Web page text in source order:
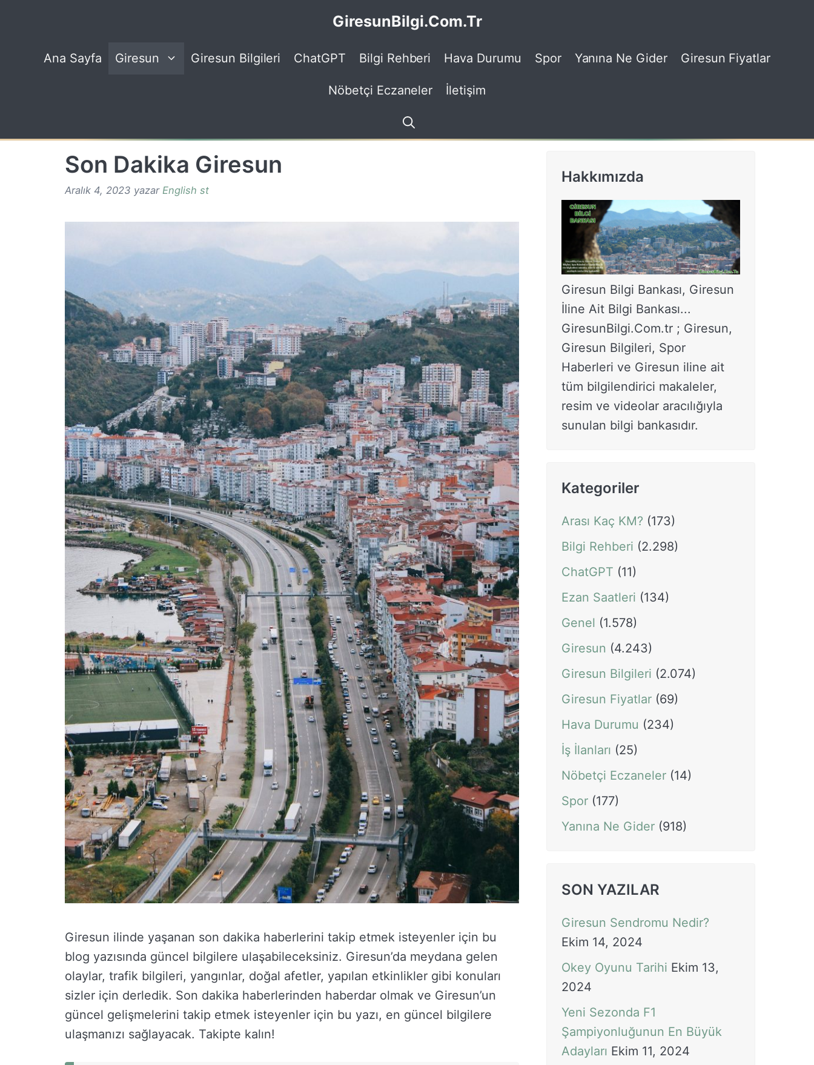
GiresunBilgi.Com.Tr
Ana Sayfa Giresun Giresun Bilgileri ChatGPT Bilgi Rehberi Hava Durumu Spor Yanına Ne Gider Giresun Fiyatlar
Nöbetçi Eczaneler İletişim
Son Dakika Giresun
Aralık 4, 2023 yazar English st
Giresun ilinde yaşanan son dakika haberlerini takip etmek isteyenler için bu
blog yazısında güncel bilgilere ulaşabileceksiniz. Giresun’da meydana gelen
olaylar, trafik bilgileri, yangınlar, doğal afetler, yapılan etkinlikler gibi konuları
sizler için derledik. Son dakika haberlerinden haberdar olmak ve Giresun’un
güncel gelişmelerini takip etmek isteyenler için bu yazı, en güncel bilgilere
ulaşmanızı sağlayacak. Takipte kalın!
Hakkımızda
Giresun Bilgi Bankası, Giresun
İline Ait Bilgi Bankası...
GiresunBilgi.Com.tr ; Giresun,
Giresun Bilgileri, Spor
Haberleri ve Giresun iline ait
tüm bilgilendirici makaleler,
resim ve videolar aracılığıyla
sunulan bilgi bankasıdır.
Kategoriler
Arası Kaç KM? (173)
Bilgi Rehberi (2.298)
ChatGPT (11)
Ezan Saatleri (134)
Genel (1.578)
Giresun (4.243)
Giresun Bilgileri (2.074)
Giresun Fiyatlar (69)
Hava Durumu (234)
İş İlanları (25)
Nöbetçi Eczaneler (14)
Spor (177)
Yanına Ne Gider (918)
SON YAZILAR
Giresun Sendromu Nedir?
Ekim 14, 2024
Okey Oyunu Tarihi Ekim 13,
2024
Yeni Sezonda F1
Şampiyonluğunun En Büyük
Adayları Ekim 11, 2024